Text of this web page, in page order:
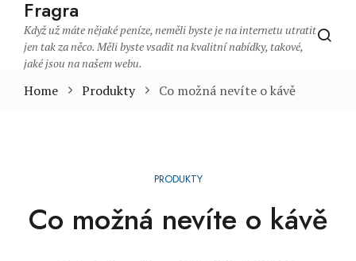
Fragra
Když už máte nějaké peníze, neměli byste je na internetu utratit
jen tak za něco. Měli byste vsadit na kvalitní nabídky, takové,
jaké jsou na našem webu.
Home Produkty Co možná nevíte o kávě
PRODUKTY
Co možná nevíte o kávě